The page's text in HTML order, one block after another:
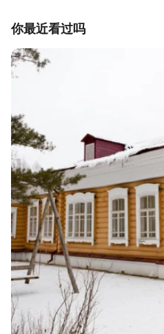
你最近看过吗